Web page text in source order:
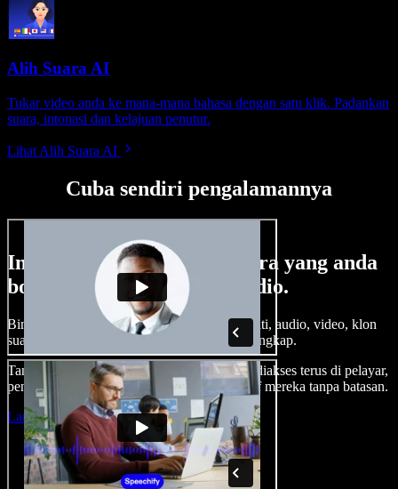
Alih Suara AI
Tukar video anda ke mana-mana bahasa dengan satu klik. Padankan
suara, intonasi dan kelajuan penutur.
Lihat Alih Suara AI
Cuba sendiri pengalamannya
Ini hanya sebahagian perkara yang anda
boleh buat di Speechify Studio.
Bina suara latar, tambah imej stok tanpa royalti, audio, video, klon
suara anda, untuk projek audio video yang lengkap.
Tanpa keluk pembelajaran dan semua boleh diakses terus di pelayar,
pencipta boleh realisasikan segala idea kreatif mereka tanpa batasan.
Lancarkan Studio